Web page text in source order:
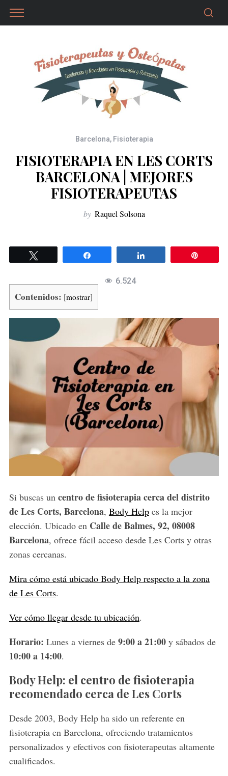
Barcelona, Fisioterapia
FISIOTERAPIA EN LES CORTS
BARCELONA | MEJORES
FISIOTERAPEUTAS
by Raquel Solsona
Contenidos: [mostrar]
6.524
Si buscas un centro de fisioterapia cerca del distrito
de Les Corts, Barcelona, Body Helpes la mejor
elección. Ubicado en Calle de Balmes, 92, 08008
Barcelona, ofrece fácil acceso desde Les Corts y otras
zonas cercanas.
Mira cómo está ubicado Body Help respecto a la zona
de Les Corts.
Ver cómo llegar desde tu ubicación.
Horario: Lunes a viernes de 9:00 a 21:00y sábados de
10:00 a 14:00.
Body Help: el centro de fisioterapia
recomendado cerca de Les Corts
Desde 2003, Body Help ha sido un referente en
fisioterapia en Barcelona, ofreciendo tratamientos
personalizados y efectivos con fisioterapeutas altamente
cualificados.